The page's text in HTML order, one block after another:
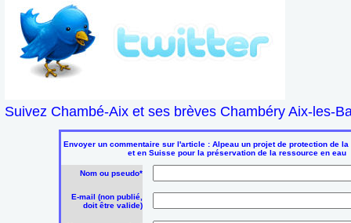
Suivez Chambé-Aix et ses brèves Chambéry Aix-les-
Envoyer un commentaire sur l'article : Alpeau un projet de protection de la
et en Suisse pour la préservation de la ressource en eau
Nom ou pseudo*
E-mail (non publié,
doit être valide)